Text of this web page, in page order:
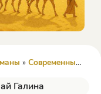
» Современные любовные романы
Галина